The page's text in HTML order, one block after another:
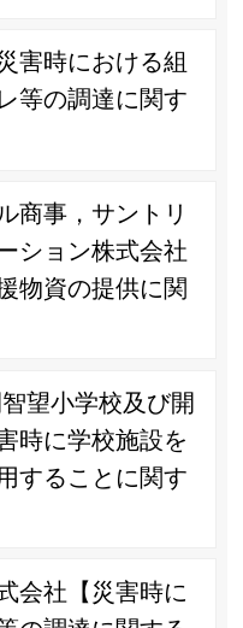
害時における組
等の調達に関す
商事，サントリ
ション株式会社
物資の提供に関
望小学校及び開
時に学校施設を
することに関す
会社【災害時に